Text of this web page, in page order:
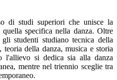
di studi superiori che unisce la
specifica nella danza. Oltre
studenti studiano tecnica della
teoria della danza, musica e storia
l'allievo si dedica sia alla danza
mentre nel triennio sceglie tra